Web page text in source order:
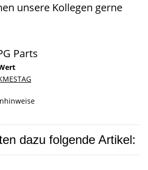
unsere Kollegen gerne
Parts
STAG
dazu folgende Artikel: